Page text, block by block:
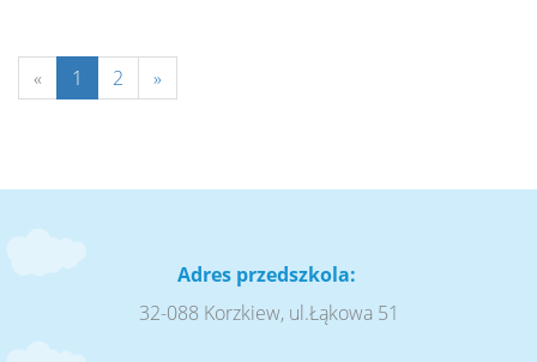
« 1 2 »
Adres przedszkola:
32-088 Korzkiew, ul.Łąkowa 51